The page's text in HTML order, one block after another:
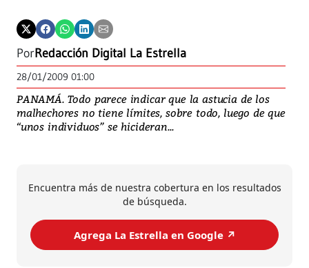
PorRedacción Digital La Estrella
28/01/2009 01:00
PANAMÁ. Todo parece indicar que la astucia de los
malhechores no tiene límites, sobre todo, luego de que
“unos individuos” se hicideran...
Encuentra más de nuestra cobertura en los resultados
de búsqueda.
Agrega La Estrella en Google ↗️